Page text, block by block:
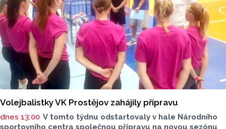
Volejbalistky VK Prostějov zahájily přípravu
dnes 13:00 V tomto týdnu odstartovaly v hale Národního
sportovního centra společnou přípravu na novou sezónu